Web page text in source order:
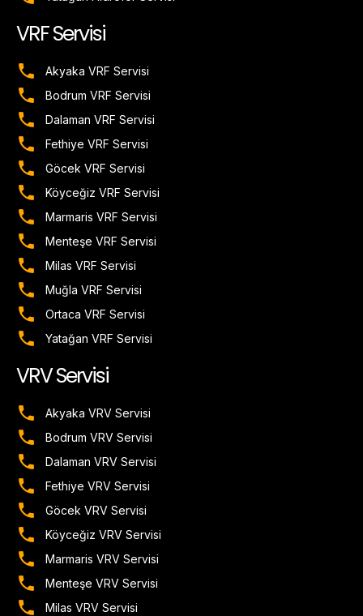
VRF Servisi
Akyaka VRF Servisi
Bodrum VRF Servisi
Dalaman VRF Servisi
Fethiye VRF Servisi
Göcek VRF Servisi
Köyceğiz VRF Servisi
Marmaris VRF Servisi
Menteşe VRF Servisi
Milas VRF Servisi
Muğla VRF Servisi
Ortaca VRF Servisi
Yatağan VRF Servisi
VRV Servisi
Akyaka VRV Servisi
Bodrum VRV Servisi
Dalaman VRV Servisi
Fethiye VRV Servisi
Göcek VRV Servisi
Köyceğiz VRV Servisi
Marmaris VRV Servisi
Menteşe VRV Servisi
Milas VRV Servisi